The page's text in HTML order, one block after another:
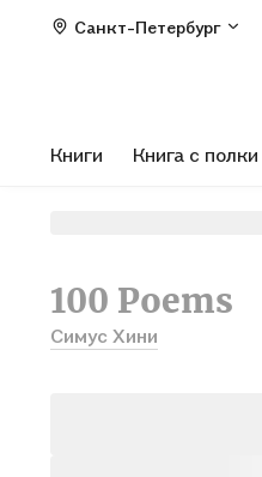
Санкт-Петербург
Книги Книга с полки
100 Poems
Симус Хини